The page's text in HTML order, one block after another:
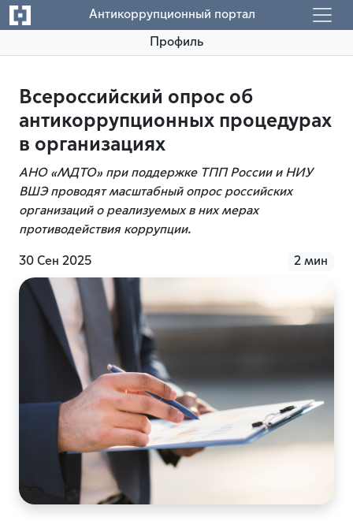
Антикоррупционный портал
Профиль
Всероссийский опрос об
антикоррупционных процедурах
в организациях
АНО «МДТО» при поддержке ТПП России и НИУ
ВШЭ проводят масштабный опрос российских
организаций о реализуемых в них мерах
противодействия коррупции.
30 Сен 2025 2 мин